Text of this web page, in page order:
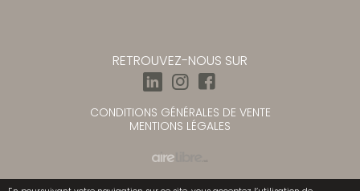
RETROUVEZ-NOUS SUR
CONDITIONS GÉNÉRALES DE VENTE
MENTIONS LÉGALES